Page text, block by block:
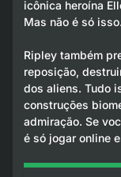
icônica heroína
Mas não é só isso.
Ripley também
reposição,
dos aliens. Tudo
construções
admiração. Se
é só jogar online